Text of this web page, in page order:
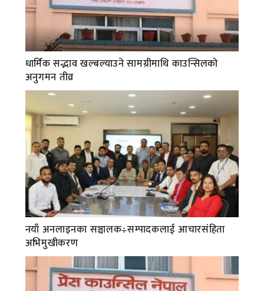
धार्मिक सद्भाव खल्बल्याउने सामग्रीमाथि काउन्सिलको
अनुगमन तीव्र
नयाँ अनलाइनका सञ्चालक÷सम्पादकलाई आचारसंहिता
अभिमुखीकरण